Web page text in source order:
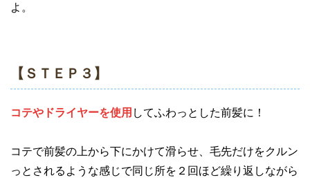
よ。
【ＳＴＥＰ３】
コテやドライヤーを使用 してふわっとした前髪に！
コテで前髪の上から下にかけて滑らせ、毛先だけをクルン
っとされるような感じで同じ所を２回ほど繰り返しながら